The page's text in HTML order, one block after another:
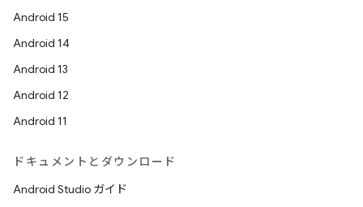
Android 15
Android 14
Android 13
Android 12
Android 11
ドキュメントとダウンロード
Android Studio ガイド